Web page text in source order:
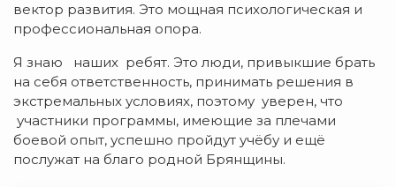
вектор развития. Это мощная психологическая и
профессиональная опора.
Я знаю наших ребят. Это люди, привыкшие брать
на себя ответственность, принимать решения в
экстремальных условиях, поэтому уверен, что
участники программы, имеющие за плечами
боевой опыт, успешно пройдут учёбу и ещё
послужат на благо родной Брянщины.